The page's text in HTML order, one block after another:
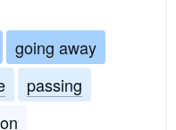
going away
passing